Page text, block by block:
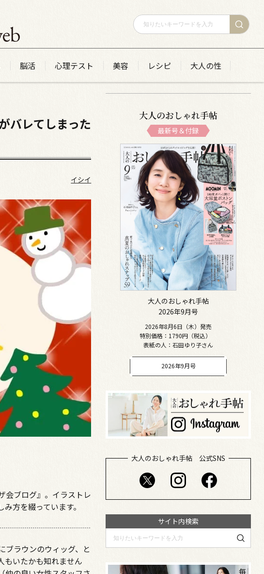
脳活 心理テスト 美容 レシピ 大人の性
バレてしまった
イシイ
会ブログ』。イラストレ
方を綴っています。
ブラウンのウィッグ、と
もいたかも知れません
大人のおしゃれ手帖
最新号＆付録
大人のおしゃれ手帖
2026年9月号
2026年8月6日（木）発売
特別価格：1790円（税込）
表紙の人：石田ゆり子さん
2026年9月号
大人のおしゃれ手帖 公式SNS
サイト内検索